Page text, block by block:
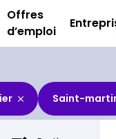
Offres
d’emploi
Saint-